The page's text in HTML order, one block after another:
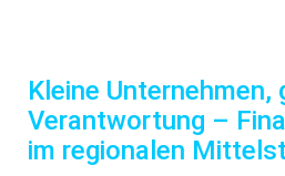
Kleine Unternehmen,
Verantwortung –
im regionalen